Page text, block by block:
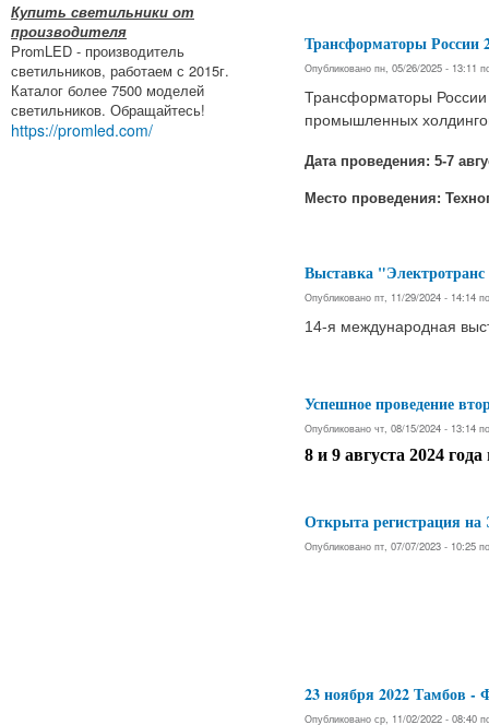
Купить светильники от
производителя
PromLED - производитель
светильников, работаем с 2015г.
Каталог более 7500 моделей
светильников. Обращайтесь!
https://promled.com/
Трансформаторы России
Опубликовано пн, 05/26/2025 - 13:11
Трансформаторы России
промышленных
Дата проведения: 5-7
Место проведения:
Выставка
Опубликовано пт, 11/29/2024 - 14:14
14-я международная
Успешное проведение
Опубликовано чт, 08/15/2024 - 13:14
8 и 9 августа 2024 года
Открыта регистрация
Опубликовано пт, 07/07/2023 - 10:25
23 ноября 2022
Опубликовано ср, 11/02/2022 - 08:40